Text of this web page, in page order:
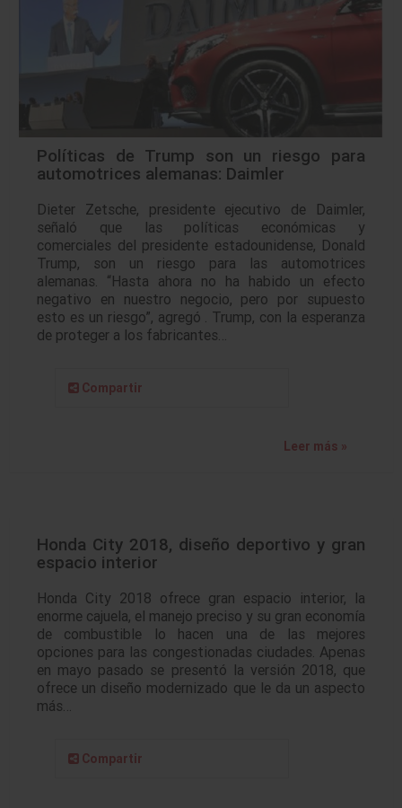
Políticas de Trump son un riesgo para
automotrices alemanas: Daimler
Dieter Zetsche, presidente ejecutivo de Daimler,
señaló que las políticas económicas y
comerciales del presidente estadounidense, Donald
Trump, son un riesgo para las automotrices
alemanas. “Hasta ahora no ha habido un efecto
negativo en nuestro negocio, pero por supuesto
esto es un riesgo”, agregó . Trump, con la esperanza
de proteger a los fabricantes…
Compartir
Leer más »
Honda City 2018, diseño deportivo y gran
espacio interior
Honda City 2018 ofrece gran espacio interior, la
enorme cajuela, el manejo preciso y su gran economía
de combustible lo hacen una de las mejores
opciones para las congestionadas ciudades. Apenas
en mayo pasado se presentó la versión 2018, que
ofrece un diseño modernizado que le da un aspecto
más…
Compartir